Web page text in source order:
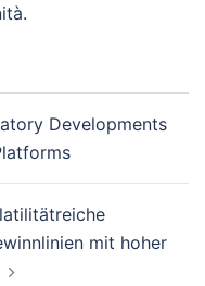
Developments
mit hoher